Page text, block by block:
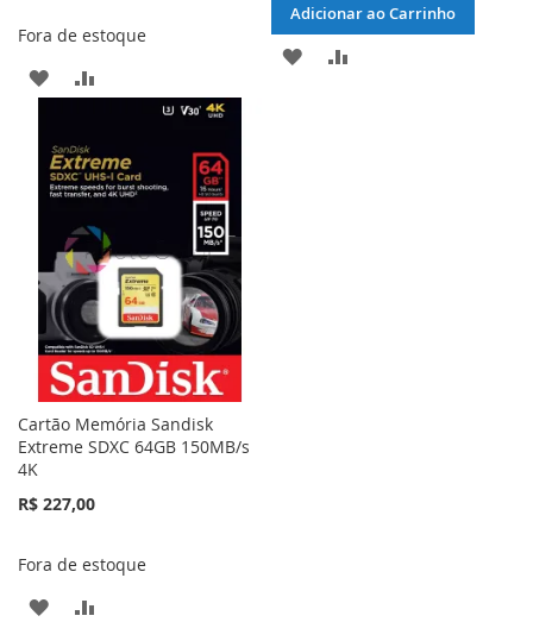
Fora de estoque
ADICIONAR
LISTA
DE
DESEJOS
COMPARAR
Adicionar ao Carrinho
ADICIONAR
Cartão Memória Sandisk
Extreme SDXC 64GB 150MB/s
4K
R$ 227,00
Fora de estoque
ADICIONAR